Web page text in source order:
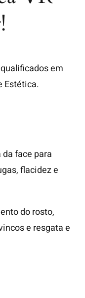
em
Estética.
face para
flacidez e
do rosto,
e resgata e